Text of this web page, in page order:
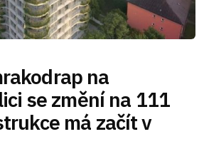
na
se změní na 111
má začít v